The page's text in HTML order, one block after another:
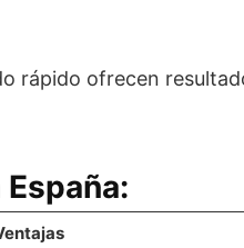
rápido ofrecen